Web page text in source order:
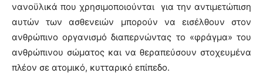
νανοϋλικά που χρησιμοποιούνται για την αντιμετώπιση
αυτών των ασθενειών μπορούν να εισέλθουν στον
ανθρώπινο οργανισμό διαπερνώντας το «φράγμα» του
ανθρώπινου σώματος και να θεραπεύσουν στοχευμένα
πλέον σε ατομικό, κυτταρικό επίπεδο.